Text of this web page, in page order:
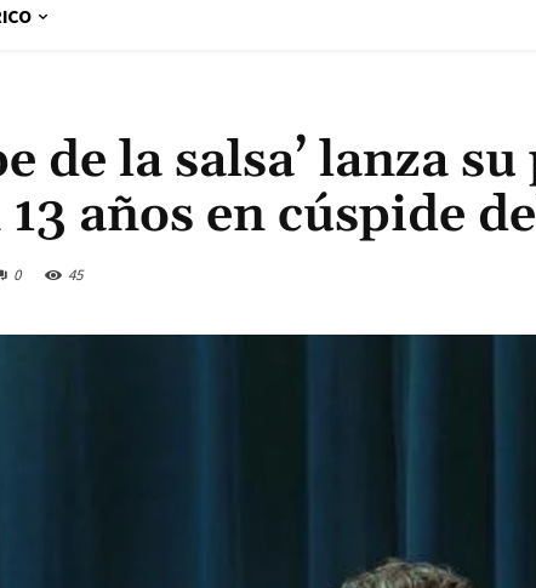
de la salsa’ lanza
años en cúspide
0 45